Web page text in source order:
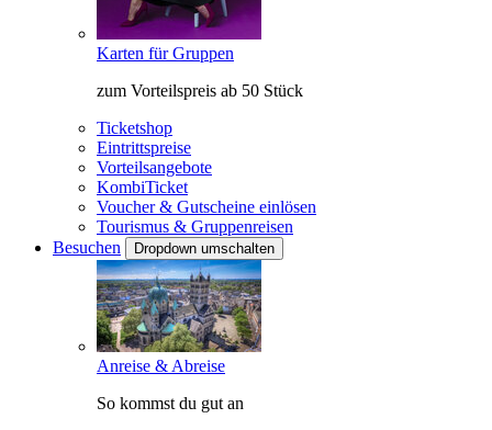
Karten für Gruppen
zum Vorteilspreis ab 50 Stück
Ticketshop
Eintrittspreise
Vorteilsangebote
KombiTicket
Voucher & Gutscheine einlösen
Tourismus & Gruppenreisen
Besuchen
Dropdown umschalten
Anreise & Abreise
So kommst du gut an